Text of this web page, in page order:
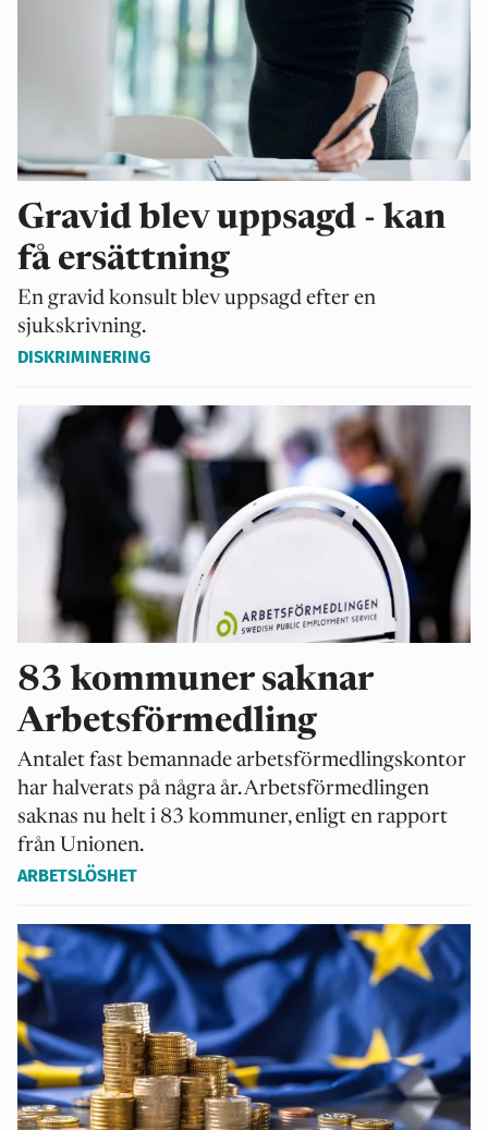
Gravid blev uppsagd - kan
få ersättning
En gravid konsult blev uppsagd efter en
sjukskrivning.
DISKRIMINERING
83 kommuner saknar
Arbetsförmedling
Antalet fast bemannade arbetsförmedlingskontor
har halverats på några år. Arbetsförmedlingen
saknas nu helt i 83 kommuner, enligt en rapport
från Unionen.
ARBETSLÖSHET